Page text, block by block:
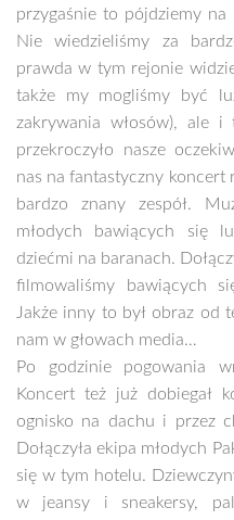
przygaśnie to pójdziemy
Nie wiedzieliśmy za
prawda w tym rejonie
także my mogliśmy być
zakrywania włosów), ale
przekroczyło nasze
nas na fantastyczny koncert
bardzo znany zespół.
młodych bawiących się
dziećmi na baranach.
filmowaliśmy bawiących
Jakże inny to był obraz od
nam w głowach media…
Po godzinie pogowania
Koncert też już dobiegał
ognisko na dachu i przez
Dołączyła ekipa młodych
się w tym hotelu.
w jeansy i sneakersy,